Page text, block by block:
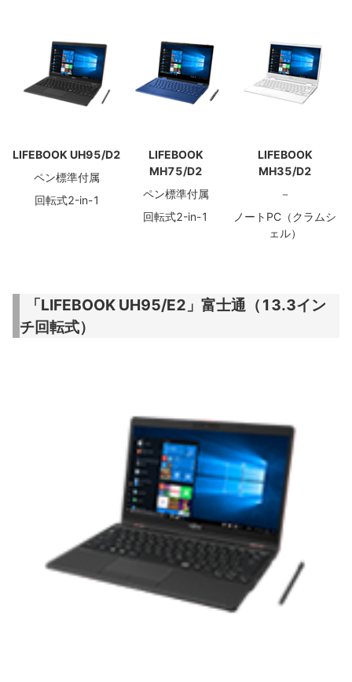
LIFEBOOK UH95/D2
ペン標準付属
回転式2-in-1
LIFEBOOK
MH75/D2
ペン標準付属
回転式2-in-1
LIFEBOOK
MH35/D2
－
ノートPC（クラムシ
ェル）
「LIFEBOOK UH95/E2」富士通（13.3イン
チ回転式）